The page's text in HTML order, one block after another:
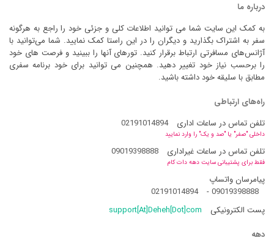
درباره ما
به کمک این سایت شما می توانید اطلاعات کلی و جزئی خود را راجع به هرگونه
سفر به اشتراک بگذارید و دیگران را در این راستا کمک نمایید. شما می‌توانید با
آژانس‌های مسافرتی ارتباط برقرار کنید. تورهای آنها را ببینید و فرصت های خود
را برحسب نیاز خود تغییر دهید. همچنین می توانید برای خود برنامه سفری
مطابق با سلیقه خود داشته باشید.
راه‌های ارتباطی
تلفن تماس در ساعات اداری
02191014894
داخلی "صفر" یا "صد و یک" را وارد نمایید
تلفن تماس در ساعات غیراداری 09019398888
فقط برای پشتیبانی سایت دهه دات کام
پیامرسان واتساپ
09019398888
-
02191014894
پست الکترونیکی
support[At]Deheh[Dot]com
دهه